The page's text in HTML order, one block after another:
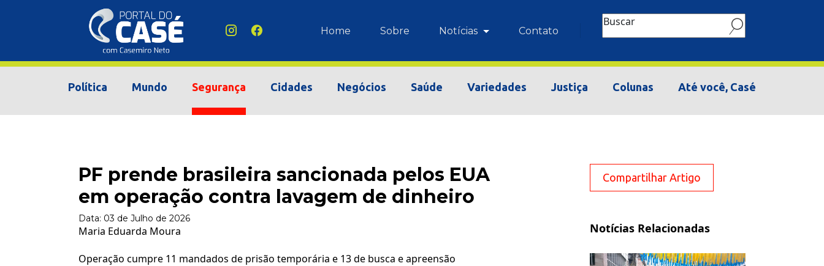
Home Sobre Notícias Contato
Buscar
Política Mundo Segurança Cidades Negócios Saúde Variedades Justiça Colunas Até você, Casé
PF prende brasileira sancionada pelos EUA
em operação contra lavagem de dinheiro
Data: 03 de Julho de 2026
Maria Eduarda Moura
Operação cumpre 11 mandados de prisão temporária e 13 de busca e apreensão
Compartilhar Artigo
Notícias Relacionadas